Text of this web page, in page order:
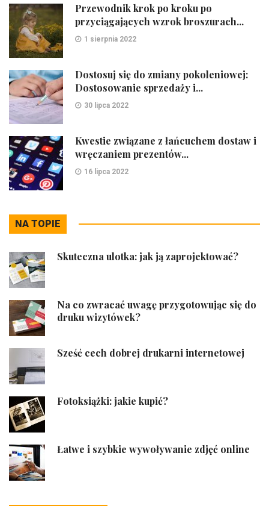
Przewodnik krok po kroku po
przyciągających wzrok broszurach...
1 sierpnia 2022
Dostosuj się do zmiany pokoleniowej:
Dostosowanie sprzedaży i...
30 lipca 2022
Kwestie związane z łańcuchem dostaw i
wręczaniem prezentów...
16 lipca 2022
NA TOPIE
Skuteczna ulotka: jak ją zaprojektować?
Na co zwracać uwagę przygotowując się do
druku wizytówek?
Sześć cech dobrej drukarni internetowej
Fotoksiążki: jakie kupić?
Łatwe i szybkie wywoływanie zdjęć online